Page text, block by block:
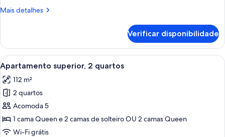
quarto
Mais detalhes
Mais
superior,
quarto
Verificar disponibilidade
Carrega
todas
as
fotos
de
Apartamento
superior,
Uma sala de estar moderna com um
9
Apartamento superior, 2 quartos
112 m²
2 quartos
Acomoda 5
1 cama Queen e 2 camas de solteiro OU 2 camas Queen
Wi-Fi grátis